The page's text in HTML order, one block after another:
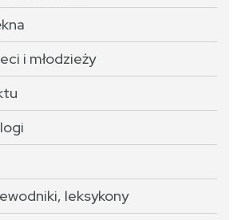
i młodzieży
leksykony